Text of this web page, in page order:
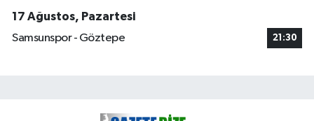
17 Ağustos, Pazartesi
Samsunspor - Göztepe
21:30